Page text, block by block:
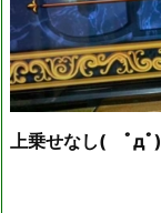
上乗せなし( ﾟдﾟ)